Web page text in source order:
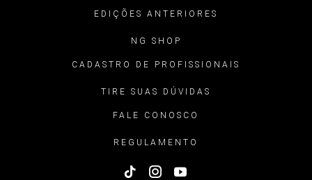
EDIÇÕES ANTERIORES
NG SHOP
CADASTRO DE PROFISSIONAIS
TIRE SUAS DÚVIDAS
FALE CONOSCO
REGULAMENTO